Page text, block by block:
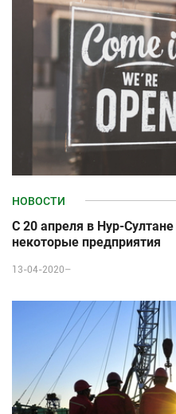
НОВОСТИ
С 20 апреля в Нур-
некоторые предприятия
13-04-2020–